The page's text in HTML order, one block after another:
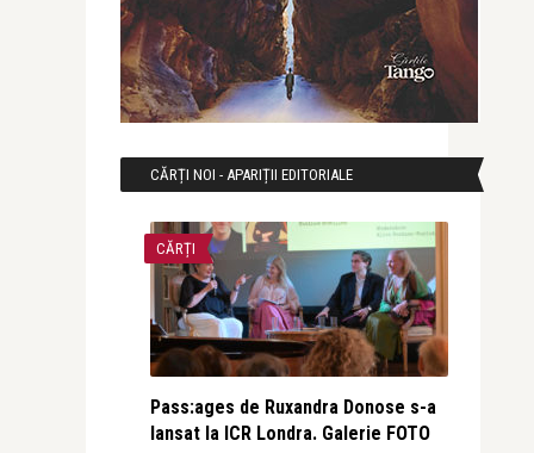
CĂRȚI NOI - APARIȚII EDITORIALE
CĂRȚI
Pass:ages de Ruxandra Donose s-a
lansat la ICR Londra. Galerie FOTO